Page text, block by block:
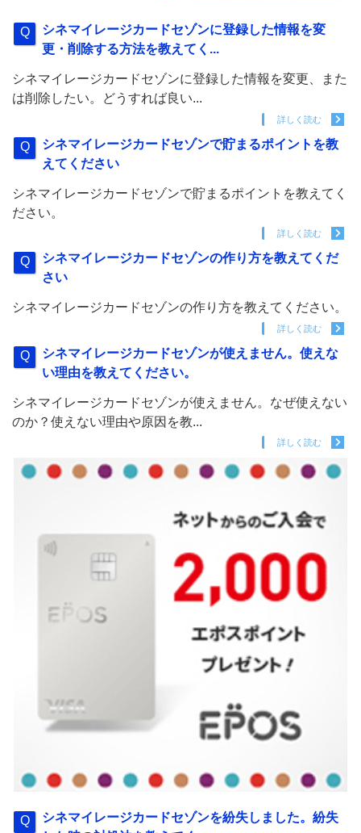
シネマイレージカードセゾンに登録した情報を変
更・削除する方法を教えてく...
シネマイレージカードセゾンに登録した情報を変更、また
は削除したい。どうすれば良い...
詳しく読む
シネマイレージカードセゾンで貯まるポイントを教
えてください
シネマイレージカードセゾンで貯まるポイントを教えてく
ださい。
詳しく読む
シネマイレージカードセゾンの作り方を教えてくだ
さい
シネマイレージカードセゾンの作り方を教えてください。
詳しく読む
シネマイレージカードセゾンが使えません。使えな
い理由を教えてください。
シネマイレージカードセゾンが使えません。なぜ使えない
のか？使えない理由や原因を教...
詳しく読む
シネマイレージカードセゾンを紛失しました。紛失